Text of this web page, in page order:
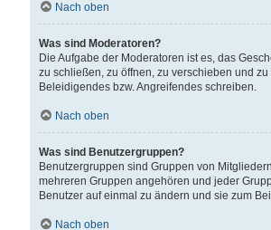
Nach oben
Was sind Moderatoren?
Die Aufgabe der Moderatoren ist es, das
zu schließen, zu öffnen, zu verschieben und
Beleidigendes bzw. Angreifendes schreiben.
Nach oben
Was sind Benutzergruppen?
Benutzergruppen sind Gruppen von
mehreren Gruppen angehören und jeder
Benutzer auf einmal zu ändern und sie zum
Nach oben